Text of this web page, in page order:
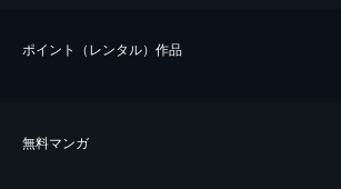
ポイント（レンタル）作品
無料マンガ